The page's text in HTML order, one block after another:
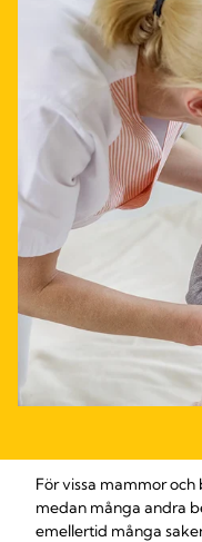
För vissa mammor
medan många andra
emellertid många